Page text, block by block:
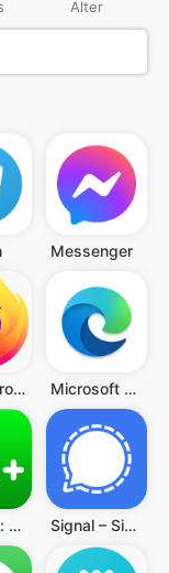
Alter
Messenger
Firefox Browser: sicher surfen Microsoft Edge: KI-Browser
Nextplus: Phone # Text + Call Signal – Sicherer Messenger